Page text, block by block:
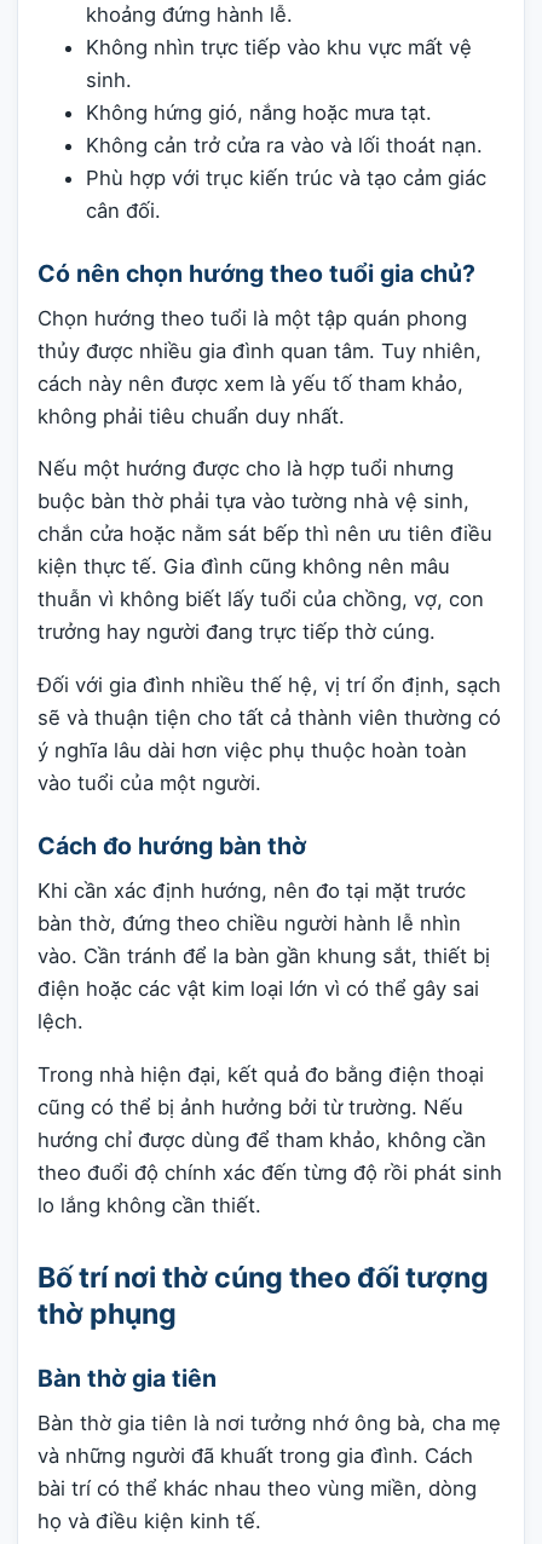
khoảng đứng hành lễ.
Không nhìn trực tiếp vào khu vực mất vệ
sinh.
Không hứng gió, nắng hoặc mưa tạt.
Không cản trở cửa ra vào và lối thoát nạn.
Phù hợp với trục kiến trúc và tạo cảm giác
cân đối.
Có nên chọn hướng theo tuổi gia chủ?
Chọn hướng theo tuổi là một tập quán phong
thủy được nhiều gia đình quan tâm. Tuy nhiên,
cách này nên được xem là yếu tố tham khảo,
không phải tiêu chuẩn duy nhất.
Nếu một hướng được cho là hợp tuổi nhưng
buộc bàn thờ phải tựa vào tường nhà vệ sinh,
chắn cửa hoặc nằm sát bếp thì nên ưu tiên điều
kiện thực tế. Gia đình cũng không nên mâu
thuẫn vì không biết lấy tuổi của chồng, vợ, con
trưởng hay người đang trực tiếp thờ cúng.
Đối với gia đình nhiều thế hệ, vị trí ổn định, sạch
sẽ và thuận tiện cho tất cả thành viên thường có
ý nghĩa lâu dài hơn việc phụ thuộc hoàn toàn
vào tuổi của một người.
Cách đo hướng bàn thờ
Khi cần xác định hướng, nên đo tại mặt trước
bàn thờ, đứng theo chiều người hành lễ nhìn
vào. Cần tránh để la bàn gần khung sắt, thiết bị
điện hoặc các vật kim loại lớn vì có thể gây sai
lệch.
Trong nhà hiện đại, kết quả đo bằng điện thoại
cũng có thể bị ảnh hưởng bởi từ trường. Nếu
hướng chỉ được dùng để tham khảo, không cần
theo đuổi độ chính xác đến từng độ rồi phát sinh
lo lắng không cần thiết.
Bố trí nơi thờ cúng theo đối tượng
thờ phụng
Bàn thờ gia tiên
Bàn thờ gia tiên là nơi tưởng nhớ ông bà, cha mẹ
và những người đã khuất trong gia đình. Cách
bài trí có thể khác nhau theo vùng miền, dòng
họ và điều kiện kinh tế.